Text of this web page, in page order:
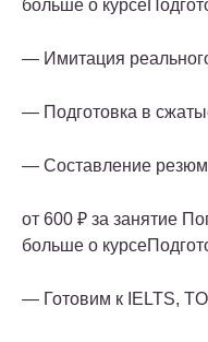
больше о
— Имитация
— Подготовка в
— Составление
от 600 ₽ за занятие
больше о
— Готовим к IELTS,